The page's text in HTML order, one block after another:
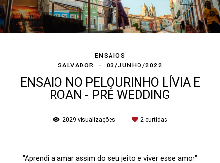
ENSAIOS
SALVADOR
03/JUNHO/2022
ENSAIO NO PELOURINHO LÍVIA E
ROAN - PRÉ WEDDING
2029 visualizações 2 curtidas
"Aprendi a amar assim do seu jeito e viver esse amor"